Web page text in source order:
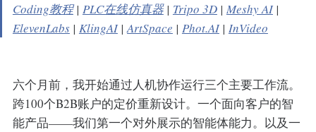
Coding教程| PLC在线仿真器| Tripo 3D| Meshy AI|
ElevenLabs| KlingAI|ArtSpace | Phot.AI| InVideo
六个月前，我开始通过人机协作运行三个主要工作流。
跨100个B2B账户的定价重新设计。一个面向客户的智
能产品——我们第一个对外展示的智能体能力。以及一